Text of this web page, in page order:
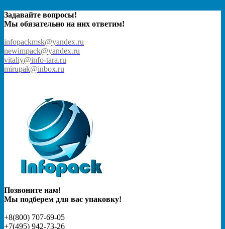
Задавайте вопросы!
Мы обязательно на них ответим!
infopackmsk@yandex.ru
newimpack@yandex.ru
vitaliy@info-tara.ru
mirupak@inbox.ru
Позвоните нам!
Мы подберем для вас упаковку!
+8(800) 707-69-05
+7(495) 942-73-26